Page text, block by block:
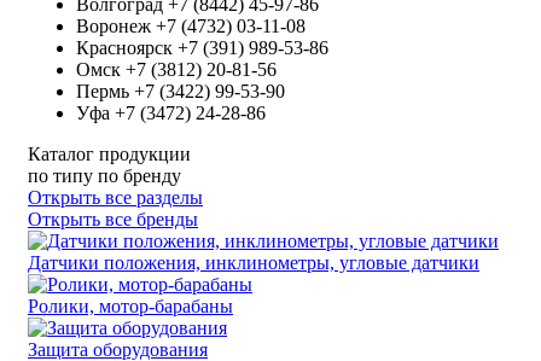
Волгоград +7 (8442) 45-97-86
Воронеж +7 (4732) 03-11-08
Красноярск +7 (391) 989-53-86
Омск +7 (3812) 20-81-56
Пермь +7 (3422) 99-53-90
Уфа +7 (3472) 24-28-86
Каталог продукции
по типу по бренду
Открыть все разделы
Открыть все бренды
Датчики положения, инклинометры, угловые датчики
Ролики, мотор-барабаны
Защита оборудования